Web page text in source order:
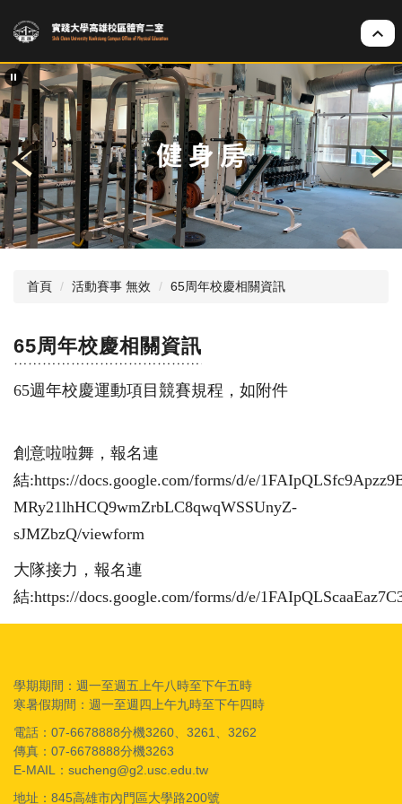
到
要
內
容
區
首頁 活動賽事 無效 65周年校慶相關資訊
65周年校慶相關資訊
65週年校慶運動項目競賽規程，如附件
創意啦啦舞，報名連
結:https://docs.google.com/forms/d/e/
MRy21lhHCQ9wmZrbLC8qwqWSSUnyZ-
sJMZbzQ/viewform
大隊接力，報名連
結:https://docs.google.com/forms/d/e/
學期期間：週一至週五上午八時至下午五時
寒暑假期間：週一至週四上午九時至下午四時
電話：07-6678888分機3260、3261、3262
傳真：07-6678888分機3263
E-MAIL：sucheng@g2.usc.edu.tw
地址：845高雄市內門區大學路200號